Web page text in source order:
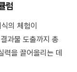
럼
의 체험이
과물 도출까지 총
을 끌어올리는 데